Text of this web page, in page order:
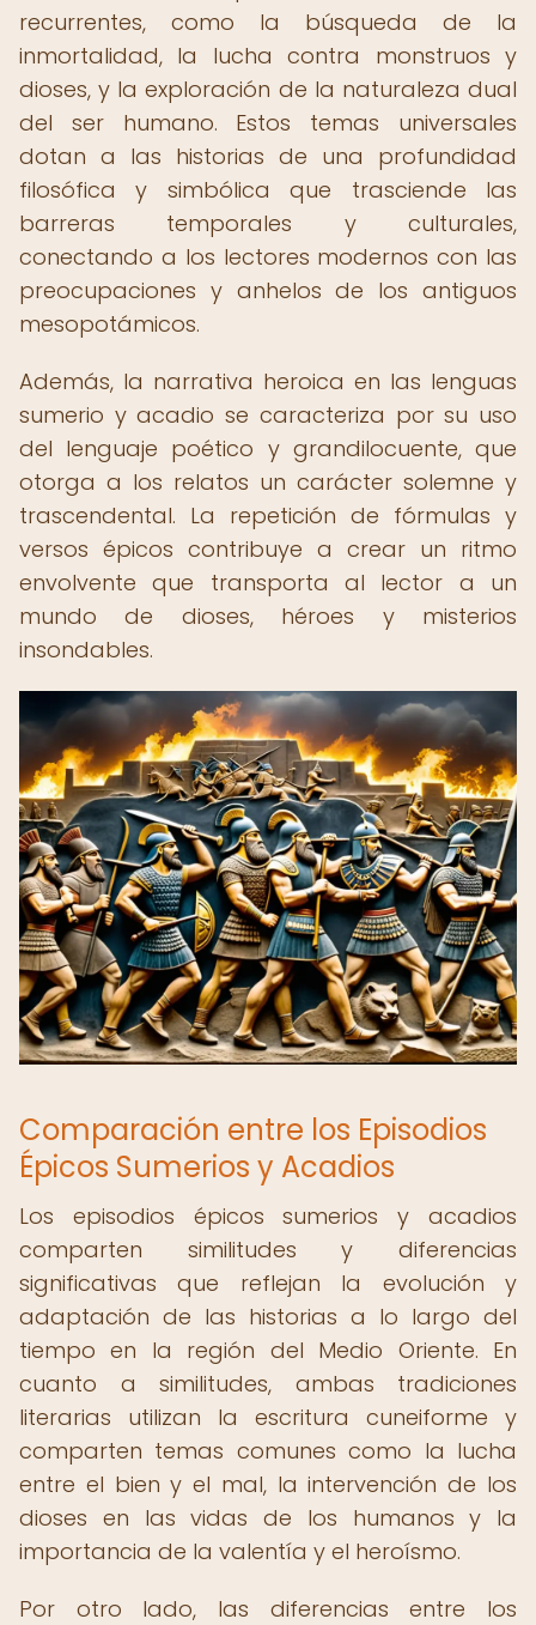
recurrentes, como la búsqueda de la
inmortalidad, la lucha contra monstruos y
dioses, y la exploración de la naturaleza dual
del ser humano. Estos temas universales
dotan a las historias de una profundidad
filosófica y simbólica que trasciende las
barreras temporales y culturales,
conectando a los lectores modernos con las
preocupaciones y anhelos de los antiguos
mesopotámicos.
Además, la narrativa heroica en las lenguas
sumerio y acadio se caracteriza por su uso
del lenguaje poético y grandilocuente, que
otorga a los relatos un carácter solemne y
trascendental. La repetición de fórmulas y
versos épicos contribuye a crear un ritmo
envolvente que transporta al lector a un
mundo de dioses, héroes y misterios
insondables.
Comparación entre los Episodios
Épicos Sumerios y Acadios
Los episodios épicos sumerios y acadios
comparten similitudes y diferencias
significativas que reflejan la evolución y
adaptación de las historias a lo largo del
tiempo en la región del Medio Oriente. En
cuanto a similitudes, ambas tradiciones
literarias utilizan la escritura cuneiforme y
comparten temas comunes como la lucha
entre el bien y el mal, la intervención de los
dioses en las vidas de los humanos y la
importancia de la valentía y el heroísmo.
Por otro lado, las diferencias entre los